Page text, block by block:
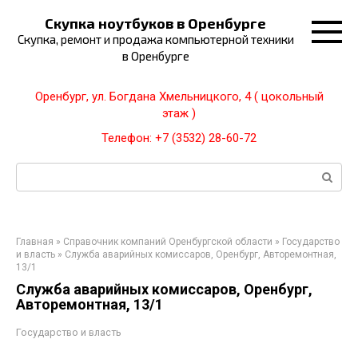
контенту
Скупка ноутбуков в Оренбурге
Скупка, ремонт и продажа компьютерной техники
в Оренбурге
Оренбург, ул. Богдана Хмельницкого, 4 ( цокольный
этаж )
Телефон: +7 (3532) 28-60-72
Поиск:
Главная » Справочник компаний Оренбургской области » Государство
и власть » Служба аварийных комиссаров, Оренбург, Авторемонтная,
13/1
Служба аварийных комиссаров, Оренбург,
Авторемонтная, 13/1
Государство и власть